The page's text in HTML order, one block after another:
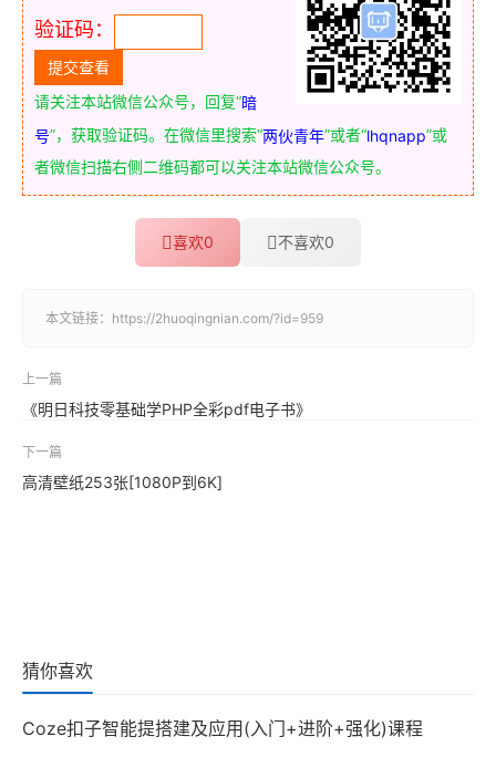
验证码：
请关注本站微信公众号，回复“暗
号”，获取验证码。在微信里搜索“两伙青年”或者“lhqnapp”或
者微信扫描右侧二维码都可以关注本站微信公众号。
喜欢0 不喜欢0
本文链接： https://2huoqingnian.com/?id=959
上一篇
《明日科技零基础学PHP全彩pdf电子书》
下一篇
高清壁纸253张[1080P到6K]
猜你喜欢
Coze扣子智能提搭建及应用(入门+进阶+强化)课程